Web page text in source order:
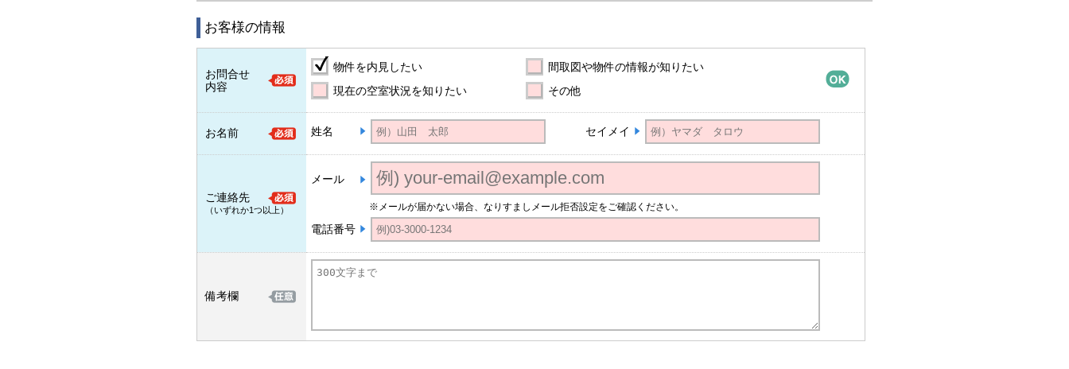
お客様の情報
お問合せ
内容
物件を内見したい
間取図や物件の情報が知りたい
現在の空室状況を知りたい
その他
お名前 姓名 セイメイ
ご連絡先
（いずれか1つ以上）
メール
※メールが届かない場合、なりすましメール拒否設定をご確認ください。
電話番号
備考欄